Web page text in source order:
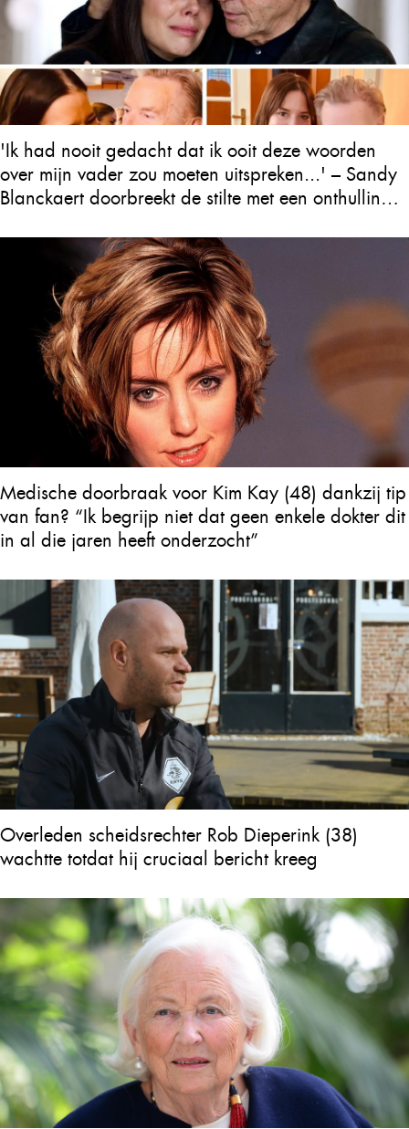
'Ik had nooit gedacht dat ik ooit deze woorden
over mijn vader zou moeten uitspreken...' – Sandy
Blanckaert doorbreekt de stilte met een onthulling
achterlaat
Medische doorbraak voor Kim Kay (48) dankzij tip
van fan? “Ik begrijp niet dat geen enkele dokter dit
in al die jaren heeft onderzocht”
Overleden scheidsrechter Rob Dieperink (38)
wachtte totdat hij cruciaal bericht kreeg